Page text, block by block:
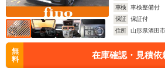
車検
車検整備付
保証
保証付
住所
山形県酒田市
無
料
在庫確認・見積依